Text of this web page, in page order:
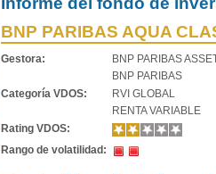
BNP PARIBAS AQUA
Gestora:
BNP PARIBAS
BNP PARIBAS
Categoría VDOS:
RVI GLOBAL
RENTA VARIABLE
Rating VDOS:
Rango de volatilidad: